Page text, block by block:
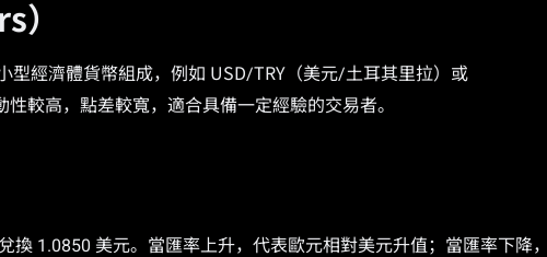
）
型經濟體貨幣組成，例如 USD/TRY（美元/土耳其里拉）或
較高，點差較寬，適合具備一定經驗的交易者。
換 1.0850 美元。當匯率上升，代表歐元相對美元升值；當匯率下降